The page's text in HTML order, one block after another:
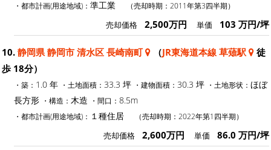
・都市計画(用途地域)： 準工業 （売却時期：2011年第3四半期）
売却価格 2,500万円 単価 103 万円/坪
10. 静岡県 静岡市 清水区 長崎南町 （JR東海道本線 草薙駅
徒
歩 18分）
・築： 1.0 年 ・土地面積： 33.3 坪 ・建物面積： 30.3 坪 ・土地形状： ほぼ
長方形 ・構造： 木造 ・間口： 8.5m
・都市計画(用途地域)： １種住居 （売却時期：2022年第1四半期）
売却価格 2,600万円 単価 86.0 万円/坪